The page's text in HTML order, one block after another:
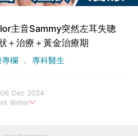
主音Sammy突然左耳失聰
＋治療＋黃金治療期
專欄 專科醫生
Dec 2024
Writer